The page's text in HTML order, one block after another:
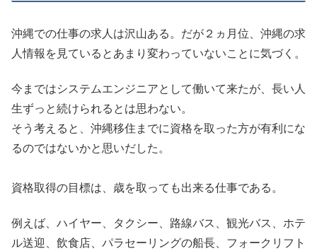
沖縄での仕事の求人は沢山ある。だが２ヵ月位、沖縄の求
人情報を見ているとあまり変わっていないことに気づく。
今まではシステムエンジニアとして働いて来たが、長い人
生ずっと続けられるとは思わない。
そう考えると、沖縄移住までに資格を取った方が有利にな
るのではないかと思いだした。
資格取得の目標は、歳を取っても出来る仕事である。
例えば、ハイヤー、タクシー、路線バス、観光バス、ホテ
ル送迎、飲食店、パラセーリングの船長、フォークリフト